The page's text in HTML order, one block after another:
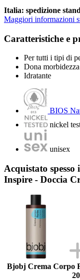
Italia: spedizione
Maggiori informazioni
Caratteristiche e
Per tutti i tipi di
Dona morbidezza
Idratante
BIOS
nickel
unisex
Acquistato
Inspire - Doccia
Bjobj Crema Corpo